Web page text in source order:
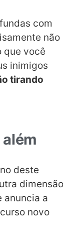
com
não
que você
inimigos
tirando
deste
dimensão
anuncia a
novo